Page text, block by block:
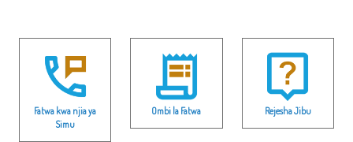
Fatwa kwa njia ya
Simu
Ombi la Fatwa Rejesha Jibu